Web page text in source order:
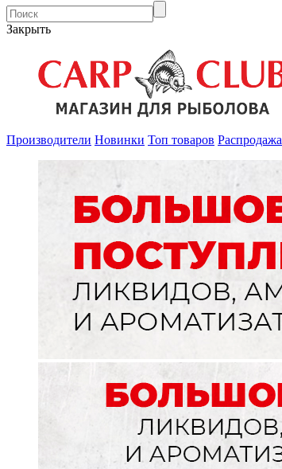
Закрыть
Производители Новинки Топ товаров Распродажа